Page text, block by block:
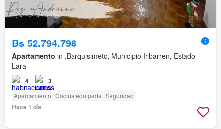
Bs 52.794.798
Apartamento in ,Barquisimeto, Municipio Iribarren, Estado
Lara
4 3
Aparcamiento Cocina equipada Seguridad
Hace 1 día